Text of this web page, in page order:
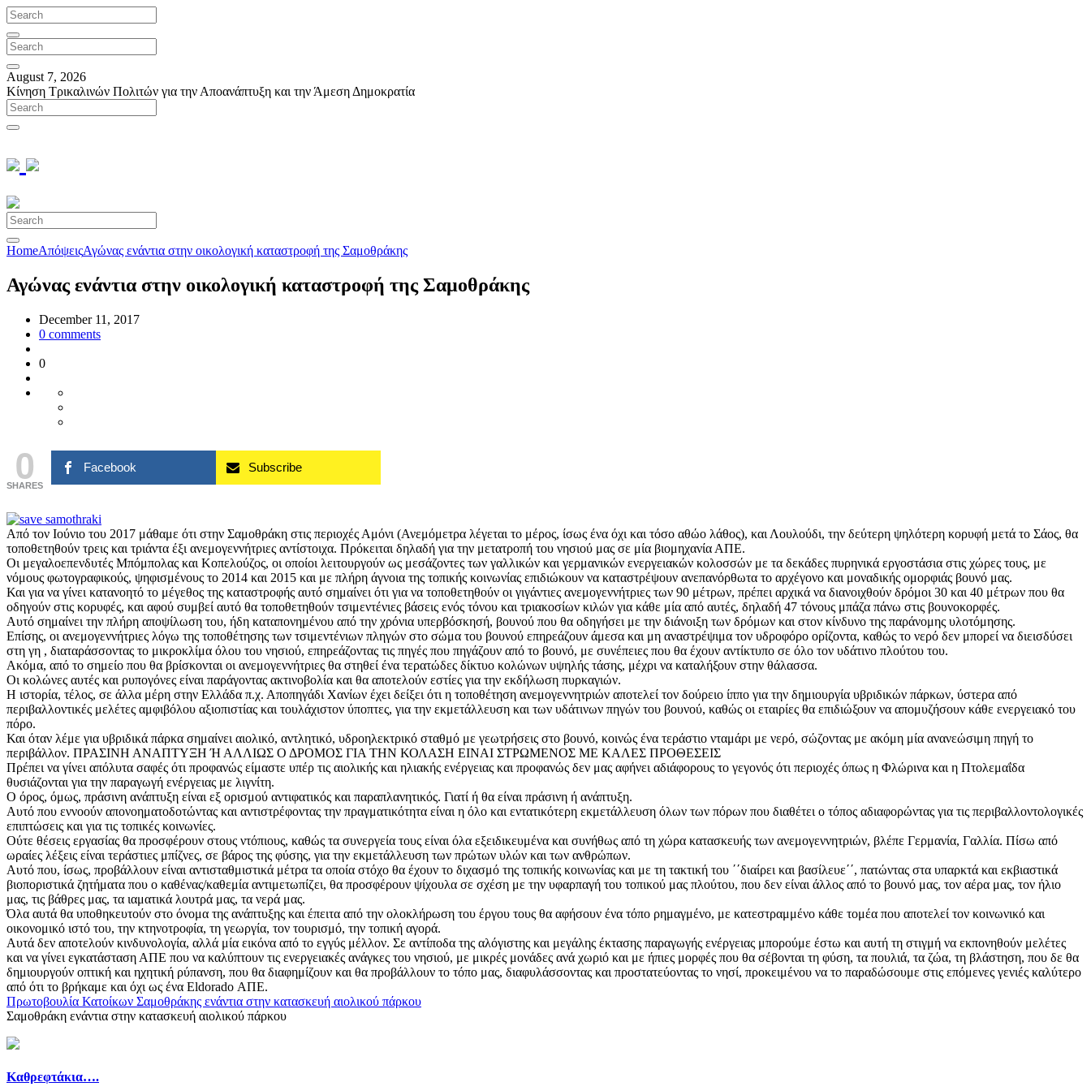
August 7, 2026
Κίνηση Τρικαλινών Πολιτών για την Αποανάπτυξη και την Άμεση Δημοκρατία
HomeΑπόψειςΑγώνας ενάντια στην οικολογική καταστροφή της Σαμοθράκης
Αγώνας ενάντια στην οικολογική καταστροφή της Σαμοθράκης
December 11, 2017
0 comments
0
0
SHARES
Facebook Subscribe
Από τον Ιούνιο του 2017 μάθαμε ότι στην Σαμοθράκη στις περιοχές Αμόνι (Ανεμόμετρα λέγεται το μέρος, ίσως ένα όχι και τόσο αθώο λάθος), και Λουλούδι, την δεύτερη ψηλότερη κορυφή μετά το Σάος, θα
τοποθετηθούν τρεις και τριάντα έξι ανεμογεννήτριες αντίστοιχα. Πρόκειται δηλαδή για την μετατροπή του νησιού μας σε μία βιομηχανία ΑΠΕ.
Οι μεγαλοεπενδυτές Μπόμπολας και Κοπελούζος, οι οποίοι λειτουργούν ως μεσάζοντες των γαλλικών και γερμανικών ενεργειακών κολοσσών με τα δεκάδες πυρηνικά εργοστάσια στις χώρες τους, με
νόμους φωτογραφικούς, ψηφισμένους το 2014 και 2015 και με πλήρη άγνοια της τοπικής κοινωνίας επιδιώκουν να καταστρέψουν ανεπανόρθωτα το αρχέγονο και μοναδικής ομορφιάς βουνό μας.
Και για να γίνει κατανοητό το μέγεθος της καταστροφής αυτό σημαίνει ότι για να τοποθετηθούν οι γιγάντιες ανεμογεννήτριες των 90 μέτρων, πρέπει αρχικά να διανοιχθούν δρόμοι 30 και 40 μέτρων που θα
οδηγούν στις κορυφές, και αφού συμβεί αυτό θα τοποθετηθούν τσιμεντένιες βάσεις ενός τόνου και τριακοσίων κιλών για κάθε μία από αυτές, δηλαδή 47 τόνους μπάζα πάνω στις βουνοκορφές.
Αυτό σημαίνει την πλήρη αποψίλωση του, ήδη καταπονημένου από την χρόνια υπερβόσκησή, βουνού που θα οδηγήσει με την διάνοιξη των δρόμων και στον κίνδυνο της παράνομης υλοτόμησης.
Επίσης, οι ανεμογεννήτριες λόγω της τοποθέτησης των τσιμεντένιων πληγών στο σώμα του βουνού επηρεάζουν άμεσα και μη αναστρέψιμα τον υδροφόρο ορίζοντα, καθώς το νερό δεν μπορεί να διεισδύσει
στη γη , διαταράσσοντας το μικροκλίμα όλου του νησιού, επηρεάζοντας τις πηγές που πηγάζουν από το βουνό, με συνέπειες που θα έχουν αντίκτυπο σε όλο τον υδάτινο πλούτου του.
Ακόμα, από το σημείο που θα βρίσκονται οι ανεμογεννήτριες θα στηθεί ένα τερατώδες δίκτυο κολώνων υψηλής τάσης, μέχρι να καταλήξουν στην θάλασσα.
Οι κολώνες αυτές και ρυπογόνες είναι παράγοντας ακτινοβολία και θα αποτελούν εστίες για την εκδήλωση πυρκαγιών.
Η ιστορία, τέλος, σε άλλα μέρη στην Ελλάδα π.χ. Αποπηγάδι Χανίων έχει δείξει ότι η τοποθέτηση ανεμογεννητριών αποτελεί τον δούρειο ίππο για την δημιουργία υβριδικών πάρκων, ύστερα από
περιβαλλοντικές μελέτες αμφιβόλου αξιοπιστίας και τουλάχιστον ύποπτες, για την εκμετάλλευση και των υδάτινων πηγών του βουνού, καθώς οι εταιρίες θα επιδιώξουν να απομυζήσουν κάθε ενεργειακό του
πόρο.
Και όταν λέμε για υβριδικά πάρκα σημαίνει αιολικό, αντλητικό, υδροηλεκτρικό σταθμό με γεωτρήσεις στο βουνό, κοινώς ένα τεράστιο νταμάρι με νερό, σώζοντας με ακόμη μία ανανεώσιμη πηγή το
περιβάλλον. ΠΡΑΣΙΝΗ ΑΝΑΠΤΥΞΗ Ή ΑΛΛΙΩΣ Ο ΔΡΟΜΟΣ ΓΙΑ ΤΗΝ ΚΟΛΑΣΗ ΕΙΝΑΙ ΣΤΡΩΜΕΝΟΣ ΜΕ ΚΑΛΕΣ ΠΡΟΘΕΣΕΙΣ
Πρέπει να γίνει απόλυτα σαφές ότι προφανώς είμαστε υπέρ τις αιολικής και ηλιακής ενέργειας και προφανώς δεν μας αφήνει αδιάφορους το γεγονός ότι περιοχές όπως η Φλώρινα και η Πτολεμαΐδα
θυσιάζονται για την παραγωγή ενέργειας με λιγνίτη.
Ο όρος, όμως, πράσινη ανάπτυξη είναι εξ ορισμού αντιφατικός και παραπλανητικός. Γιατί ή θα είναι πράσινη ή ανάπτυξη.
Αυτό που εννοούν απονοηματοδοτώντας και αντιστρέφοντας την πραγματικότητα είναι η όλο και εντατικότερη εκμετάλλευση όλων των πόρων που διαθέτει ο τόπος αδιαφορώντας για τις περιβαλλοντολογικές
επιπτώσεις και για τις τοπικές κοινωνίες.
Ούτε θέσεις εργασίας θα προσφέρουν στους ντόπιους, καθώς τα συνεργεία τους είναι όλα εξειδικευμένα και συνήθως από τη χώρα κατασκευής των ανεμογεννητριών, βλέπε Γερμανία, Γαλλία. Πίσω από
ωραίες λέξεις είναι τεράστιες μπίζνες, σε βάρος της φύσης, για την εκμετάλλευση των πρώτων υλών και των ανθρώπων.
Αυτό που, ίσως, προβάλλουν είναι αντισταθμιστικά μέτρα τα οποία στόχο θα έχουν το διχασμό της τοπικής κοινωνίας και με τη τακτική του ΄΄διαίρει και βασίλευε΄΄, πατώντας στα υπαρκτά και εκβιαστικά
βιοποριστικά ζητήματα που ο καθένας/καθεμία αντιμετωπίζει, θα προσφέρουν ψίχουλα σε σχέση με την υφαρπαγή του τοπικού μας πλούτου, που δεν είναι άλλος από το βουνό μας, τον αέρα μας, τον ήλιο
μας, τις βάθρες μας, τα ιαματικά λουτρά μας, τα νερά μας.
Όλα αυτά θα υποθηκευτούν στο όνομα της ανάπτυξης και έπειτα από την ολοκλήρωση του έργου τους θα αφήσουν ένα τόπο ρημαγμένο, με κατεστραμμένο κάθε τομέα που αποτελεί τον κοινωνικό και
οικονομικό ιστό του, την κτηνοτροφία, τη γεωργία, τον τουρισμό, την τοπική αγορά.
Αυτά δεν αποτελούν κινδυνολογία, αλλά μία εικόνα από το εγγύς μέλλον. Σε αντίποδα της αλόγιστης και μεγάλης έκτασης παραγωγής ενέργειας μπορούμε έστω και αυτή τη στιγμή να εκπονηθούν μελέτες
και να γίνει εγκατάσταση ΑΠΕ που να καλύπτουν τις ενεργειακές ανάγκες του νησιού, με μικρές μονάδες ανά χωριό και με ήπιες μορφές που θα σέβονται τη φύση, τα πουλιά, τα ζώα, τη βλάστηση, που δε θα
δημιουργούν οπτική και ηχητική ρύπανση, που θα διαφημίζουν και θα προβάλλουν το τόπο μας, διαφυλάσσοντας και προστατεύοντας το νησί, προκειμένου να το παραδώσουμε στις επόμενες γενιές καλύτερο
από ότι το βρήκαμε και όχι ως ένα Eldorado ΑΠΕ.
Πρωτοβουλία Κατοίκων Σαμοθράκης ενάντια στην κατασκευή αιολικού πάρκου
Σαμοθράκη ενάντια στην κατασκευή αιολικού πάρκου
Καθρεφτάκια….